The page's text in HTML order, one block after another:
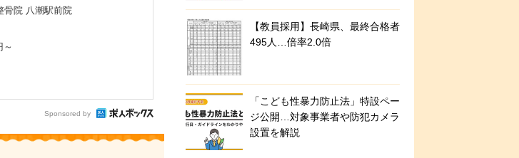
骨院 八潮駅前院
～
Sponsored by
【教員採用】長崎県、最終合格者
495人…倍率2.0倍
「こども性暴力防止法」特設ペー
ジ公開…対象事業者や防犯カメラ
設置を解説